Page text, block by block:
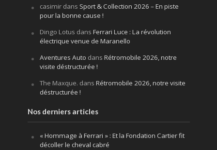
casimirdans Sport & Collection 2026 – En piste
pour la bonne cause !
Dingo Lotus dans Ferrari Luce : La révolution
électrique venue de Maranello
Aventures Auto dans Rétromobile 2026, notre
visite déstructurée !
The Maxque. dans Rétromobile 2026, notre visite
déstructurée !
Nos derniers articles
« Hommage à Ferrari » : Et la Fondation Cartier fit
décoller le cheval cabré